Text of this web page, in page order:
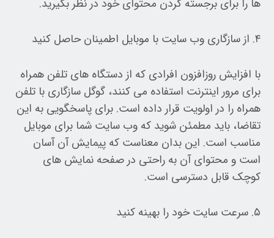
ها را برای برجسته کردن محتوای خود در نظر بگیرید.
۴. از سازگاری وب سایت با موبایل اطمینان حاصل کنید
با افزایش روزافزون افرادی که از دستگاه های تلفن همراه
برای مرور اینترنت استفاده می کنند، گوگل سازگاری با تلفن
همراه را در اولویت قرار داده است. برای پاسخگویی به این
تقاضا، باید مطمئن شوید که وب سایت شما برای موبایل
مناسب است. این بدان معناست که پیمایش آن آسان
است و محتوای آن به راحتی در صفحه نمایش های
کوچک قابل دسترسی است.
۵. سرعت سایت خود را بهینه کنید